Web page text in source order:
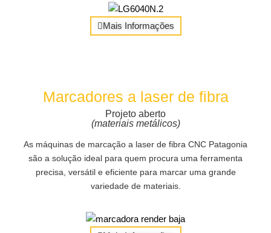
Mais Informações
Marcadores a laser de fibra
Projeto aberto
(materiais metálicos)
As máquinas de marcação a laser de fibra CNC Patagonia
são a solução ideal para quem procura uma ferramenta
precisa, versátil e eficiente para marcar uma grande
variedade de materiais.